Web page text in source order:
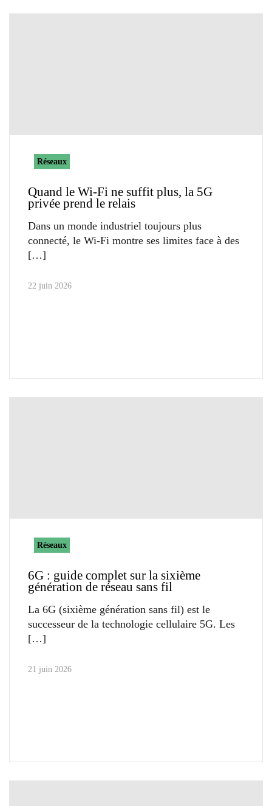
Réseaux
Quand le Wi-Fi ne suffit plus, la 5G
privée prend le relais
Dans un monde industriel toujours plus
connecté, le Wi-Fi montre ses limites face à des
22 juin 2026
Réseaux
6G : guide complet sur la sixième
génération de réseau sans fil
La 6G (sixième génération sans fil) est le
successeur de la technologie cellulaire 5G. Les
21 juin 2026